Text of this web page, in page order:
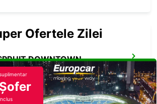
DOWNTOWN
- SOUTH AFRICA
Ofertele Zilei
Șofer